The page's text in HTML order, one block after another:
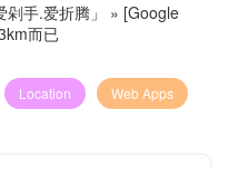
手.爱折腾」 » [Google
而已
Location Web Apps